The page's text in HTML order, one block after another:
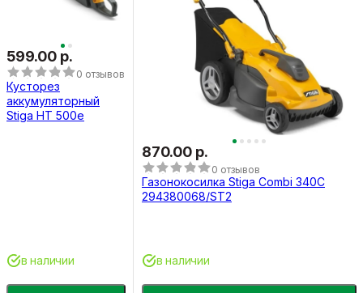
599.00 р.
0 отзывов
Кусторез
аккумуляторный
Stiga HT 500e
в наличии
870.00 р.
0 отзывов
Газонокосилка Stiga Combi 340C
294380068/ST2
в наличии